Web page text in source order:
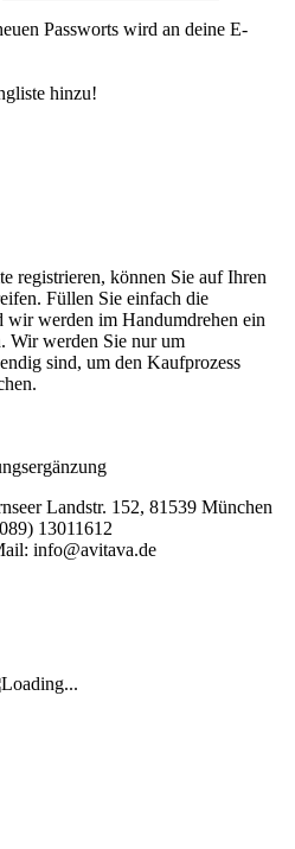
Passworts wird an deine E-
hinzu!
registrieren, können Sie auf Ihren
Füllen Sie einfach die
wir werden im Handumdrehen ein
Wir werden Sie nur um
sind, um den Kaufprozess
Landstr. 152, 81539 München
13011612
info@avitava.de